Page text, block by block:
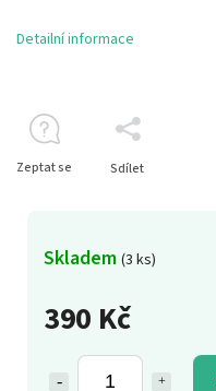
390 Kč
Skladem (3 ks)
Detailní informace
Zeptat se Sdílet